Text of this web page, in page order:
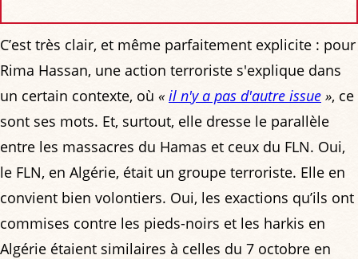
C’est très clair, et même parfaitement explicite : pour
Rima Hassan, une action terroriste s'explique dans
un certain contexte, où « il n'y a pas d'autre issue », ce
sont ses mots. Et, surtout, elle dresse le parallèle
entre les massacres du Hamas et ceux du FLN. Oui,
le FLN, en Algérie, était un groupe terroriste. Elle en
convient bien volontiers. Oui, les exactions qu’ils ont
commises contre les pieds-noirs et les harkis en
Algérie étaient similaires à celles du 7 octobre en